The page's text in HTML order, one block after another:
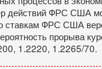
действий ФРС США
ставкам ФРС США
прорыва
1.2220, 1.2265/70.